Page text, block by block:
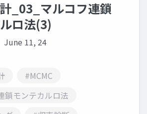
_03_マルコフ連鎖
ロ法(3)
June 11, 24
#MCMC
鎖モンテカルロ法